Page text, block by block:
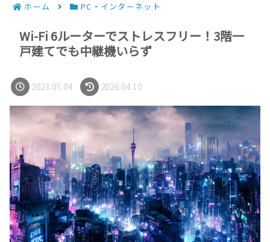
ホーム PC・インターネット
Wi-Fi 6ルーターでストレスフリー！3階一
戸建てでも中継機いらず
2023.05.04 2026.04.10